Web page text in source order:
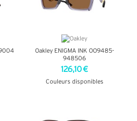
Oakley ENIGMA INK OO9485-
948506
126,10 €
Couleurs disponibles